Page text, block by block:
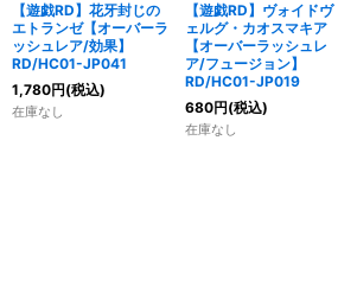
【遊戯RD】花牙封じの
エトランゼ【オーバーラ
ッシュレア/効果】
RD/HC01-JP041
1,780円(税込)
在庫なし
【遊戯RD】ヴォイドヴ
ェルグ・カオスマキア
【オーバーラッシュレ
ア/フュージョン】
RD/HC01-JP019
680円(税込)
在庫なし